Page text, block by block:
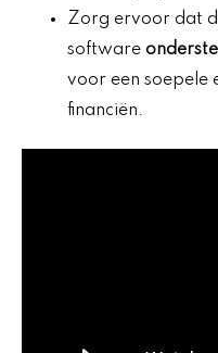
Zorg ervoor dat
software
voor een soepele
financiën.